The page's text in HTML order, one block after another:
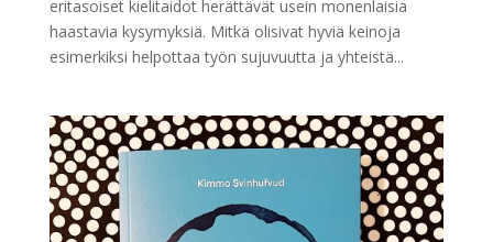
eritasoiset kielitaidot herättävät usein monenlaisia
haastavia kysymyksiä. Mitkä olisivat hyviä keinoja
esimerkiksi helpottaa työn sujuvuutta ja yhteistä...